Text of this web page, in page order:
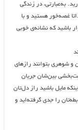
به‌عبارتی، در زندگی
غصه‌خور هستید و با
باشید که نشانه‌ی خوبی
شوهری بتوانند رازهای
بین‌شان جریان
مایل باشید راز دل‌تان
را جدی گرفته‌اید و